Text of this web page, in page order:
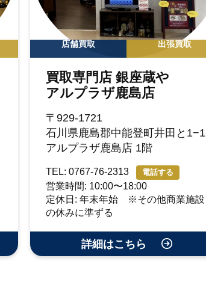
店舗買取 出張買取
買取専門店 銀座蔵や
アルプラザ鹿島店
〒929-1721
石川県鹿島郡中能登町井田と1−1
アルプラザ鹿島店 1階
TEL: 0767-76-2313 電話する
営業時間: 10:00〜18:00
定休日: 年末年始 ※その他商業施設
の休みに準ずる
詳細はこちら